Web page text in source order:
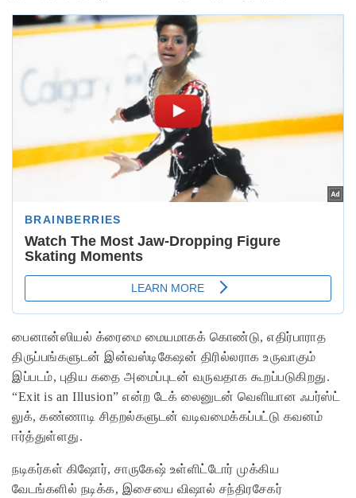
பைனான்ஸியல் க்ரைமை மையமாகக் கொண்டு, எதிர்பாராத
திருப்பங்களுடன் இன்வஸ்டிகேஷன் திரில்லராக உருவாகும்
இப்படம், புதிய கதை அமைப்புடன் வருவதாக கூறப்படுகிறது.
“Exit is an Illusion” என்ற டேக் லைனுடன் வெளியான ஃபர்ஸ்ட்
லுக், கண்ணாடி சிதறல்களுடன் வடிவமைக்கப்பட்டு கவனம்
ஈர்த்துள்ளது.
நடிகர்கள் கிஷோர், சாருகேஷ் உள்ளிட்டோர் முக்கிய
வேடங்களில் நடிக்க, இசையை விஷால் சந்திரசேகர்